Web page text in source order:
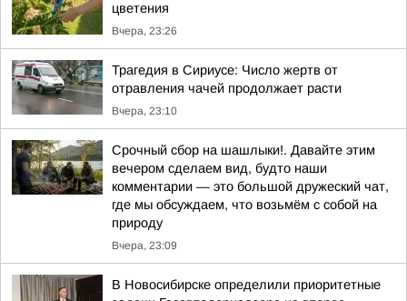
цветения
Вчера, 23:26
Трагедия в Сириусе: Число жертв от
отравления чачей продолжает расти
Вчера, 23:10
Срочный сбор на шашлыки!. Давайте этим
вечером сделаем вид, будто наши
комментарии — это большой дружеский чат,
где мы обсуждаем, что возьмём с собой на
природу
Вчера, 23:09
В Новосибирске определили приоритетные